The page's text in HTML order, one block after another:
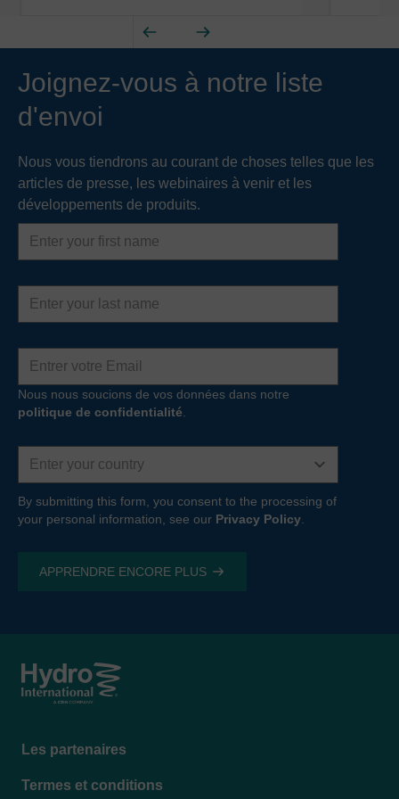
Joignez-vous à notre liste
d'envoi
Nous vous tiendrons au courant de choses telles que les
articles de presse, les webinaires à venir et les
développements de produits.
First
name
Last
name
Adresse
mail
Nous nous soucions de vos données dans notre
politique de confidentialité
Country
By submitting this form, you consent to the processing of
your personal information, see our Privacy Policy
Footer
Les partenaires
Termes et conditions